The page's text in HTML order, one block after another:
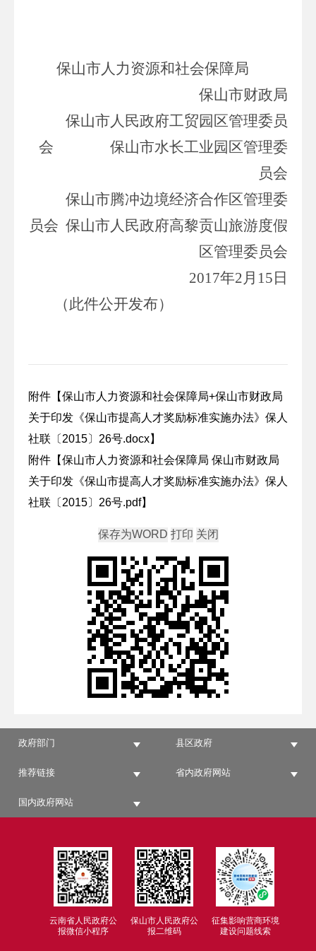
保山市人力资源和社会保障局
保山市财政局
保山市人民政府工贸园区管理委员
会 保山市水长工业园区管理委
员会
保山市腾冲边境经济合作区管理委
员会 保山市人民政府高黎贡山旅游度假
区管理委员会
2017年2月15日
（此件公开发布）
附件【保山市人力资源和社会保障局+保山市财政局
关于印发《保山市提高人才奖励标准实施办法》保人
社联〔2015〕26号.docx】
附件【保山市人力资源和社会保障局 保山市财政局
关于印发《保山市提高人才奖励标准实施办法》保人
社联〔2015〕26号.pdf】
政府部门 县区政府
推荐链接 省内政府网站
国内政府网站
云南省人民政府公
报微信小程序
保山市人民政府公
报二维码
征集影响营商环境
建设问题线索